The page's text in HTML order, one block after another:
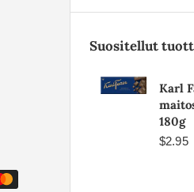
Suositellut
Karl
180g
$2.95